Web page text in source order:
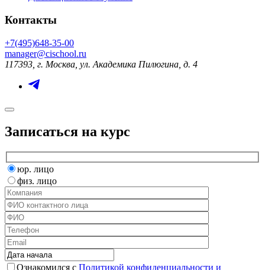
Контакты
+7(495)648-35-00
manager@cischool.ru
117393, г. Москва, ул. Академика Пилюгина, д. 4
Записаться на курс
юр. лицо
физ. лицо
Ознакомился с Политикой конфиденциальности и